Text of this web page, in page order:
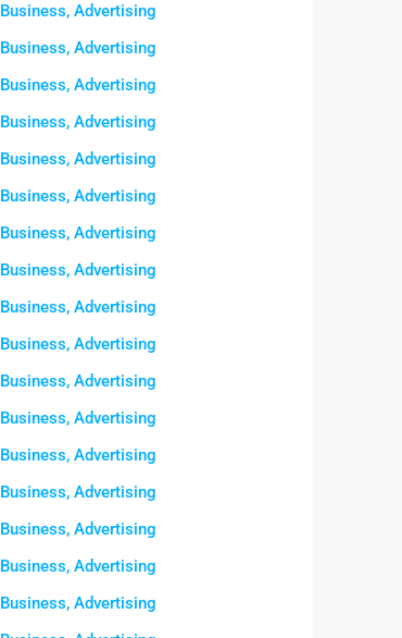
Business, Advertising
Business, Advertising
Business, Advertising
Business, Advertising
Business, Advertising
Business, Advertising
Business, Advertising
Business, Advertising
Business, Advertising
Business, Advertising
Business, Advertising
Business, Advertising
Business, Advertising
Business, Advertising
Business, Advertising
Business, Advertising
Business, Advertising